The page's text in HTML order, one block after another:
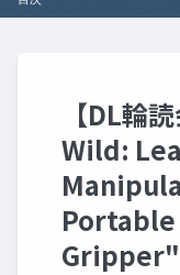
【DL輪
Wild:
Gripper"